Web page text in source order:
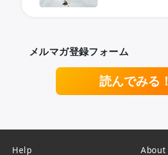
メルマガ登録フォーム
読んでみる！
Help About